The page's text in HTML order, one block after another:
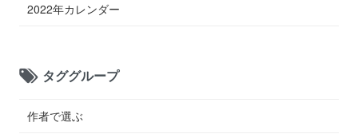
2022年カレンダー
タググループ
作者で選ぶ